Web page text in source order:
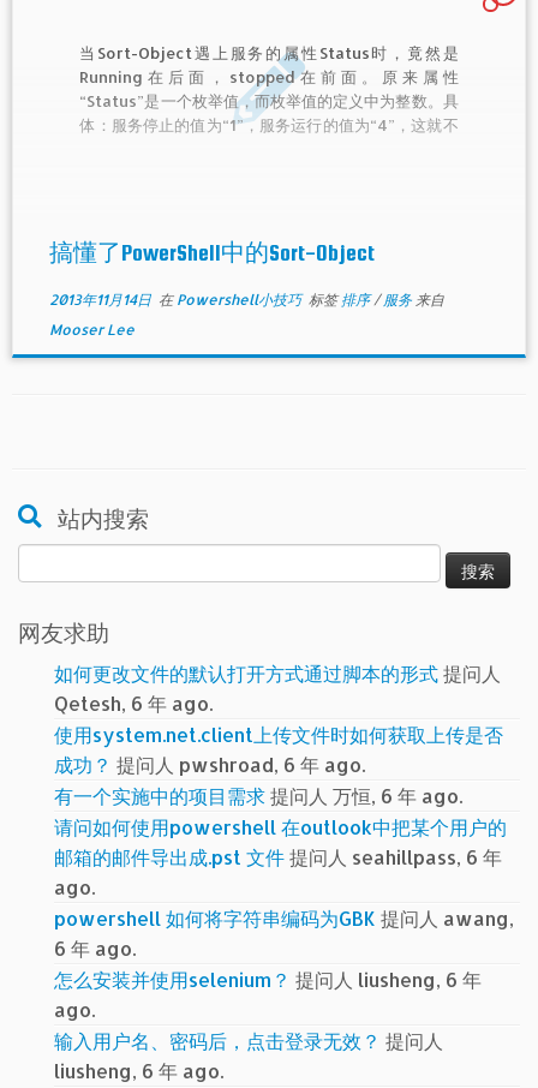
当Sort-Object遇上服务的属性Status时，竟然是
Running在后面，stopped在前面。原来属性
“Status”是一个枚举值，而枚举值的定义中为整数。具
体：服务停止的值为“1”，服务运行的值为“4”，这就不
搞懂了PowerShell中的Sort-Object
2013年11月14日在 Powershell小技巧 标签排序/服务 来自
Mooser Lee
站内搜索
索：
网友求助
如何更改文件的默认打开方式通过脚本的形式提问人
Qetesh, 6 年 ago.
使用system.net.client上传文件时如何获取上传是否
成功？ 提问人 pwshroad, 6 年 ago.
有一个实施中的项目需求提问人 万恒, 6 年 ago.
请问如何使用powershell 在outlook中把某个用户的
邮箱的邮件导出成.pst 文件提问人 seahillpass, 6 年
ago.
powershell 如何将字符串编码为GBK 提问人 awang,
6 年 ago.
怎么安装并使用selenium？ 提问人 liusheng, 6 年
ago.
输入用户名、密码后，点击登录无效？ 提问人
liusheng, 6 年 ago.